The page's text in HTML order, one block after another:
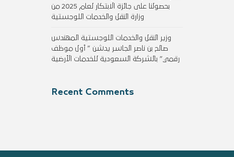
بحصولنا على جائزة الابتكار لعام 2025 من
وزارة النقل والخدمات اللوجستية
وزير النقل والخدمات اللوجستية المهندس
صالح بن ناصر الجاسر يدشن ” أول موظف
رقمي” بالشركة السعودية للخدمات الأرضية
Recent Comments